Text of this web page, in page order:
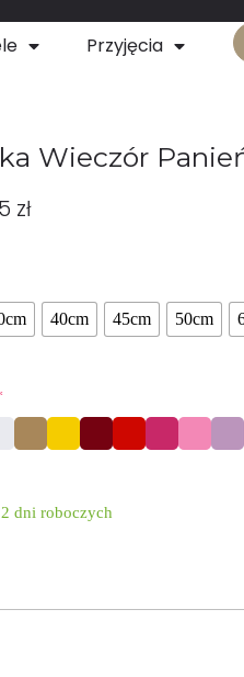
Przyjęcia
Wieczór
zł
40cm 45cm 50cm
dni roboczych